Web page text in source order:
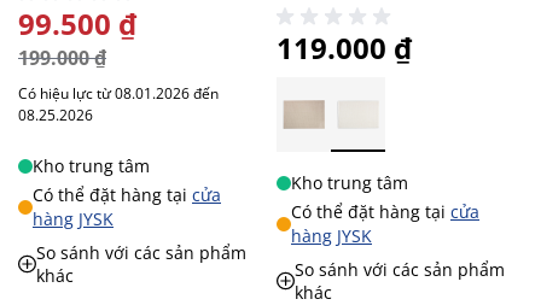
GIÁ ĐẶC BIỆT
99.500 ₫
199.000 ₫
Có hiệu lực từ 08.01.2026 đến
08.25.2026
Kho trung tâm
Có thể đặt hàng tại cửa
hàng JYSK
So sánh với các sản phẩm
khác
119.000 ₫
Kho trung tâm
Có thể đặt hàng tại cửa
hàng JYSK
So sánh với các sản phẩm
khác